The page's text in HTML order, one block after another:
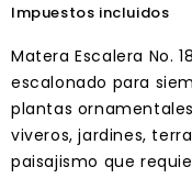
Impuestos incluidos
Matera Escalera No.
escalonado para
plantas
viveros, jardines,
paisajismo que